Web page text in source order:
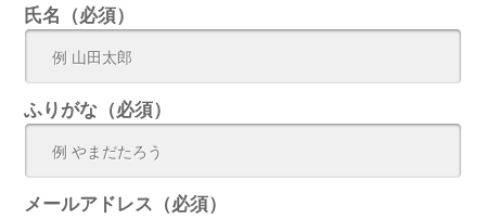
氏名（必須）
ふりがな（必須）
メールアドレス（必須）